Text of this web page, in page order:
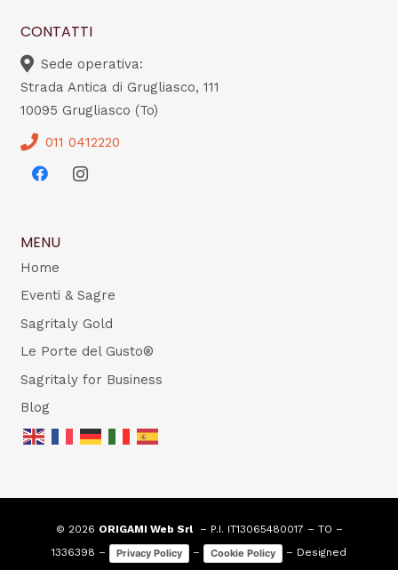
CONTATTI
Sede operativa:
Strada Antica di Grugliasco, 111
10095 Grugliasco (To)
011 0412220
MENU
Home
Eventi & Sagre
Sagritaly Gold
Le Porte del Gusto®
Sagritaly for Business
Blog
© 2026 ORIGAMI Web Srl– P.I. IT13065480017 – TO –
1336398 –
Privacy Policy – Cookie Policy
– Designed